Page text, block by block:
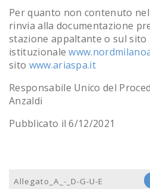
Per quanto non contenuto
rinvia alla documentazione
stazione appaltante o sul
istituzionale
sito www.ariaspa.it
Responsabile Unico del
Anzaldi
Pubblicato il 6/12/2021
Allegato_A_-_D-G-U-E